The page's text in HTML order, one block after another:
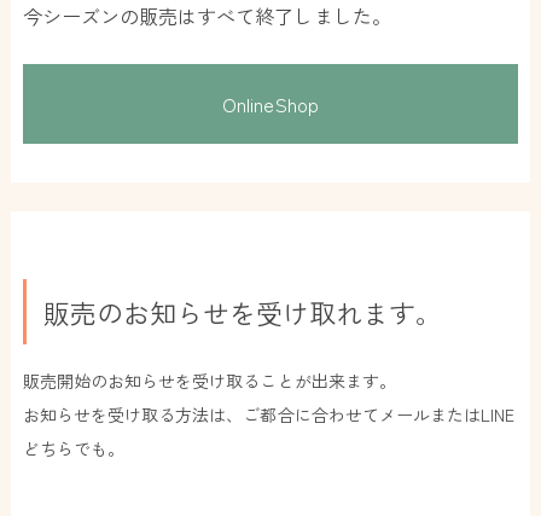
今シーズンの販売はすべて終了しました。
OnlineShop
販売のお知らせを受け取れます。
販売開始のお知らせを受け取ることが出来ます。
お知らせを受け取る方法は、ご都合に合わせてメールまたはLINE
どちらでも。